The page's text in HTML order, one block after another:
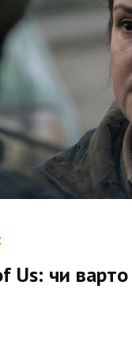
Us: чи варто